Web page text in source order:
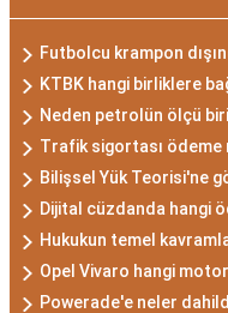
Futbolcu krampon
KTBK hangi birliklere
Neden petrolün ölçü
Trafik sigortası ödeme
Bilişsel Yük Teorisi'ne
Dijital cüzdanda hangi
Hukukun temel
Opel Vivaro hangi
Powerade'e neler